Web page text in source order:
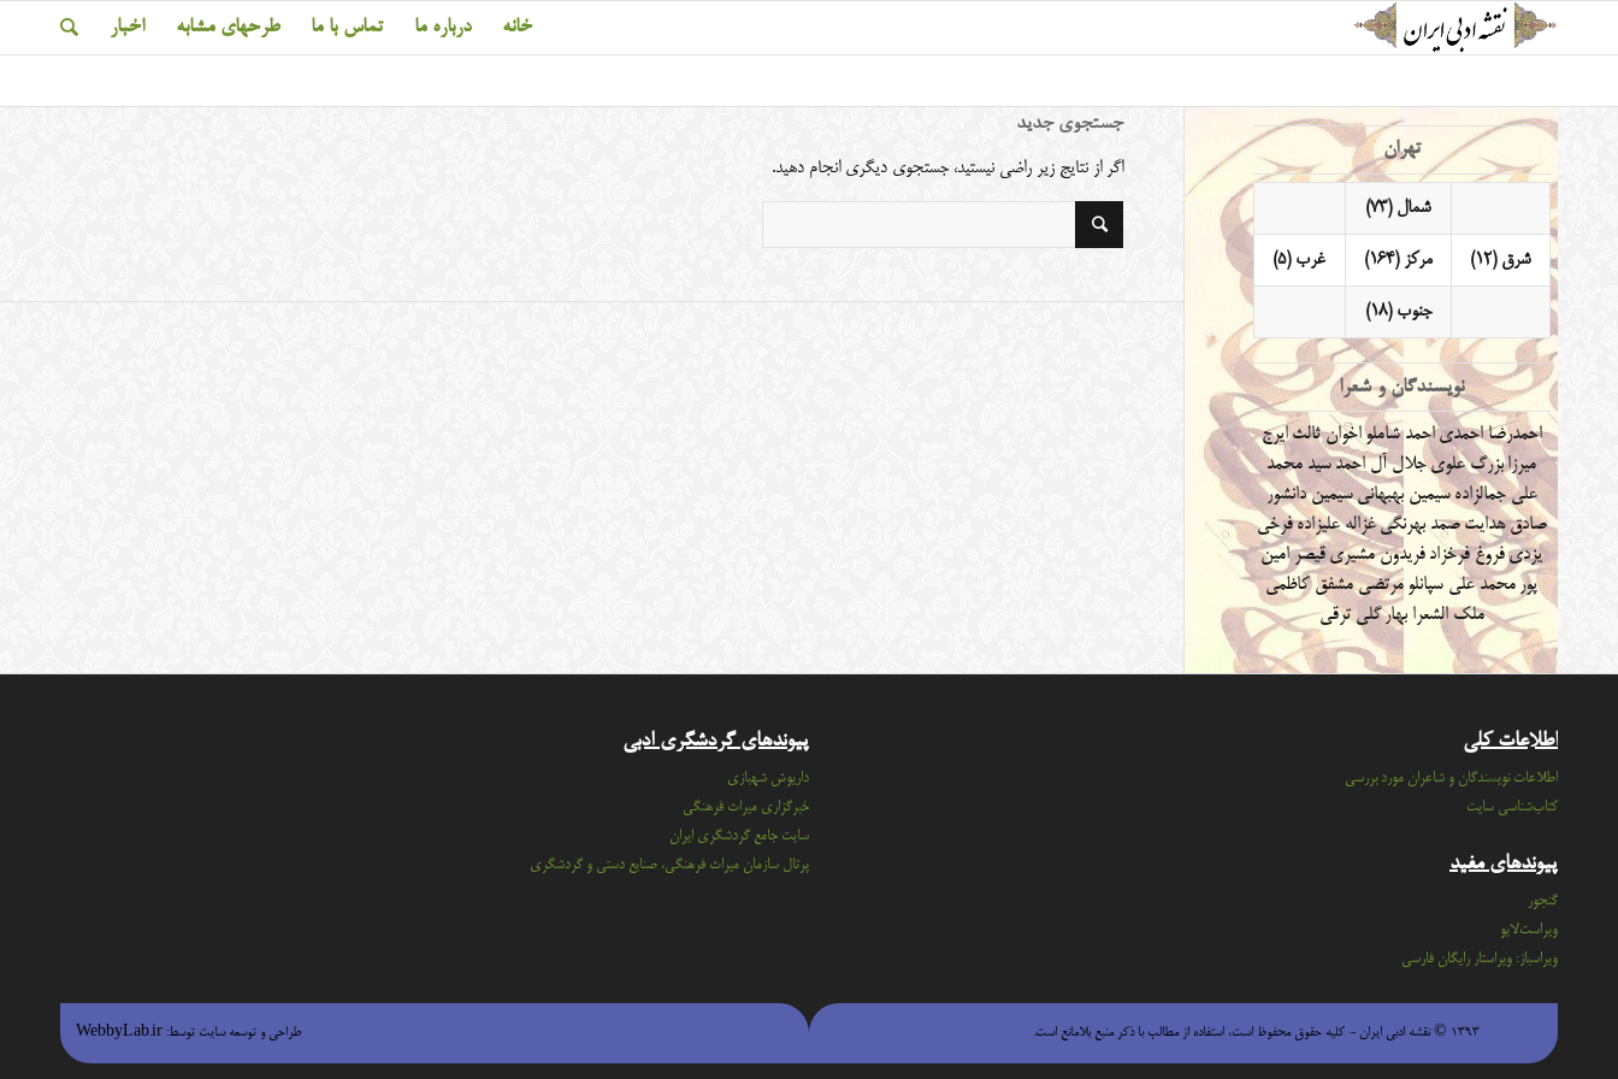
خانه درباره ما تماس با ما طرحهای مشابه اخبار
جستجوی جدید
اگر از نتایج زیر راضی نیستید، جستجوی دیگری انجام دهید.
تهران
شمال (73)
شرق (12) مرکز (164) غرب (5)
جنوب (18)
نویسندگان و شعرا
احمدرضا احمدیاحمد شاملواخوان ثالث ایرج
میرزابزرگ علوی جلال آل احمد سید محمد
علی جمالزاده سیمین بهبهانیسیمین دانشور
صادق هدایتصمد بهرنگیغزاله علیزادهفرخی
یزدیفروغ فرخزاد فریدون مشیری قیصر امین
پور محمد علی سپانلو مرتضی مشفق کاظمی
ملک الشعرا بهارگلی ترقی
اطلاعات کلی
اطلاعات نویسندگان و شاعران مورد بررسی
کتاب‌شناسی سایت
پیوندهای مفید
گنجور
ویراست‌لایو
ویراسباز: ویراستار رایگان فارسی
پیوندهای گردشگری ادبی
داریوش شهبازی
خبرگزاری میراث فرهنگی
سايت جامع گردشگري ايران
پرتال سازمان ميراث فرهنگي، صنايع دستي و گردشگري
۱۳۹۳ © نقشه ادبی ایران - كليه حقوق محفوظ است، استفاده از مطالب با ذكر منبع بلامانع است. طراحی و توسعه سایت توسط: WebbyLab.ir